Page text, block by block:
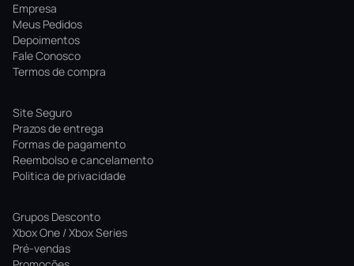
Empresa
Meus Pedidos
Depoimentos
Fale Conosco
Termos de compra
Site Seguro
Prazos de entrega
Formas de pagamento
Reembolso e cancelamento
Politica de privacidade
Grupos Desconto
Xbox One / Xbox Series
Pré-vendas